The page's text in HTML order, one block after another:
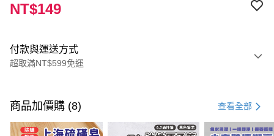
NT$149
付款與運送方式
超取滿NT$599免運
信用卡一次付款
超商取貨付款
商品加價購 (8) 查看全部